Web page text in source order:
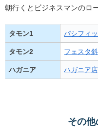
朝行くとビジネスマンのロ
タモン1 パシフィ
タモン2 フェスタ
ハガニア ハガニア
その他